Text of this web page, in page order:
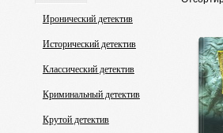
Иронический детектив
Исторический детектив
Классический детектив
Криминальный детектив
Крутой детектив